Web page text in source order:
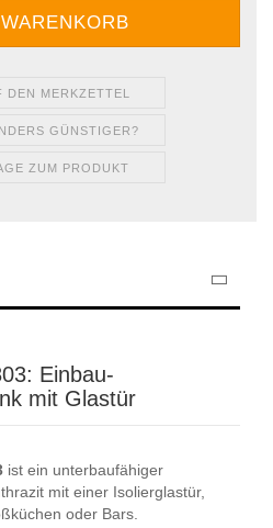
DEN MERKZETTEL
GÜNSTIGER?
ZUM PRODUKT
Einbau-
mit Glastür
ist ein unterbaufähiger
mit einer Isolierglastür,
oder Bars.